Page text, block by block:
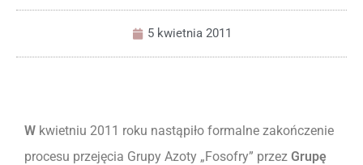
5 kwietnia 2011
W kwietniu 2011 roku nastąpiło formalne zakończenie
procesu przejęcia Grupy Azoty „Fosofry” przez Grupę